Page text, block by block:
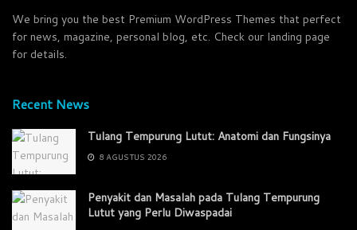
We bring you the best Premium WordPress Themes that perfect
for news, magazine, personal blog, etc. Check our landing page
for details.
Recent News
Tulang Tempurung Lutut: Anatomi dan Fungsinya
8 AGUSTUS 2026
Penyakit dan Masalah pada Tulang Tempurung
Lutut yang Perlu Diwaspadai